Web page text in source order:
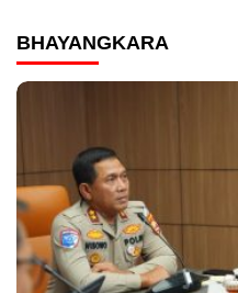
BHAYANGKARA